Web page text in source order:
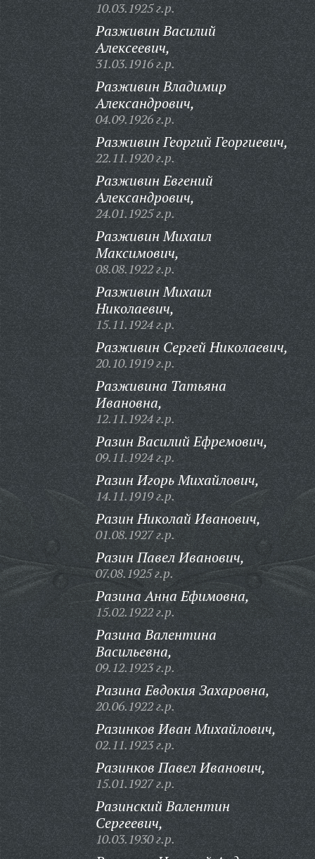
10.03.1925 г.р.
Разживин Василий
Алексеевич,
31.03.1916 г.р.
Разживин Владимир
Александрович,
04.09.1926 г.р.
Разживин Георгий Георгиевич,
22.11.1920 г.р.
Разживин Евгений
Александрович,
24.01.1925 г.р.
Разживин Михаил
Максимович,
08.08.1922 г.р.
Разживин Михаил
Николаевич,
15.11.1924 г.р.
Разживин Сергей Николаевич,
20.10.1919 г.р.
Разживина Татьяна
Ивановна,
12.11.1924 г.р.
Разин Василий Ефремович,
09.11.1924 г.р.
Разин Игорь Михайлович,
14.11.1919 г.р.
Разин Николай Иванович,
01.08.1927 г.р.
Разин Павел Иванович,
07.08.1925 г.р.
Разина Анна Ефимовна,
15.02.1922 г.р.
Разина Валентина
Васильевна,
09.12.1923 г.р.
Разина Евдокия Захаровна,
20.06.1922 г.р.
Разинков Иван Михайлович,
02.11.1923 г.р.
Разинков Павел Иванович,
15.01.1927 г.р.
Разинский Валентин
Сергеевич,
10.03.1930 г.р.